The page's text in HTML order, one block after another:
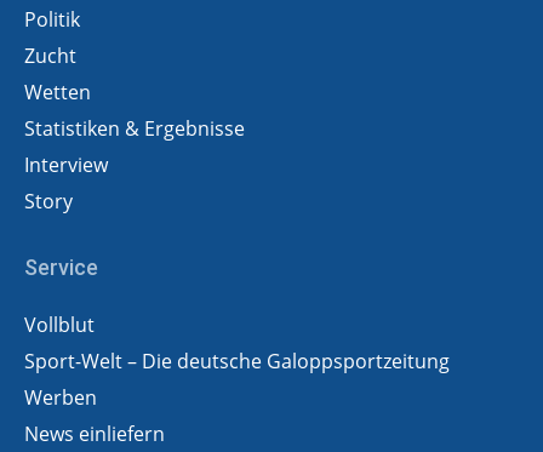
Politik
Zucht
Wetten
Statistiken & Ergebnisse
Interview
Story
Service
Vollblut
Sport-Welt – Die deutsche Galoppsportzeitung
Werben
News einliefern